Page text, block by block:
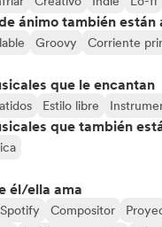
ánimo también
Groovy Corriente
que le encantan
Estilo libre
que también
él/ella ama
Compositor